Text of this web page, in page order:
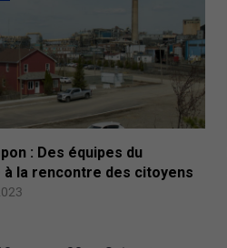
: Des équipes du
la rencontre des citoyens